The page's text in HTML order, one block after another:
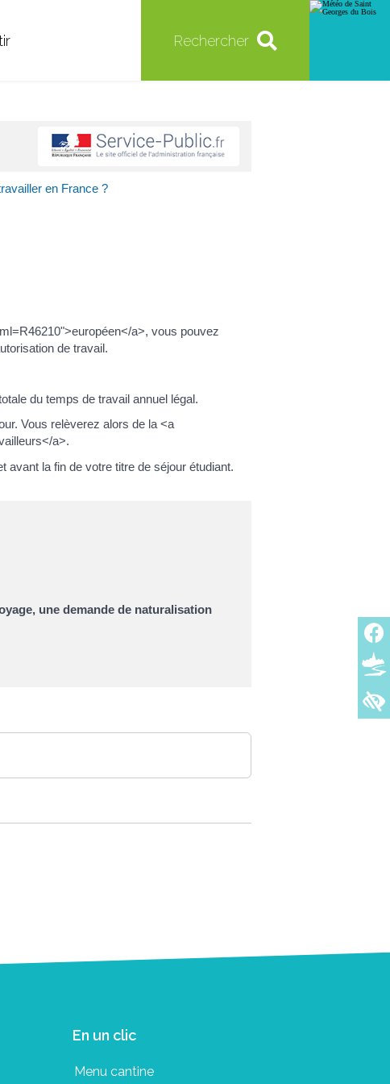
Rechercher
en France ?
a>, vous pouvez
de travail.
du temps de travail annuel légal.
Vous relèverez alors de la <a
a>.
la fin de votre titre de séjour étudiant.
une demande de naturalisation
En un clic
Menu cantine